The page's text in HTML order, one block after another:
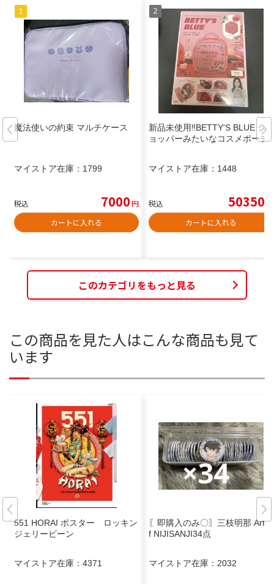
魔法使いの約束 マルチケース
マイストア在庫： 1799
税込 7000円
カートに入れる
新品未使用‼︎BETTY'S BLUE シ
ョッパーみたいなコスメポーチ
マイストア在庫： 1448
税込 50350
カートに入れる
このカテゴリをもっと見る
この商品を見た人はこんな商品も見て
います
551 HORAI ポスター ロッキン
ジェリービーン
マイストア在庫： 4371
〖即購入のみ〇〗三枝明那 Art o
f NIJISANJI34点
マイストア在庫： 2032